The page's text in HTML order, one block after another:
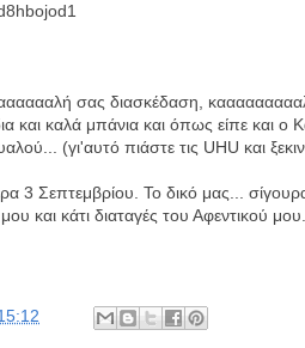
σας διασκέδαση,
και καλά μπάνια και όπως είπε και
(γι'αυτό πιάστε τις UHU και
3 Σεπτεμβρίου. Το δικό μας...
και κάτι διαταγές του Αφεντικού μου...